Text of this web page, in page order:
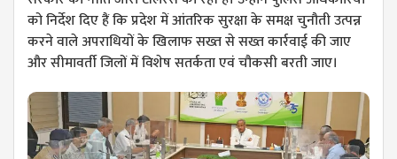
को निर्देश दिए हैं कि प्रदेश में आंतरिक सुरक्षा के समक्ष चुनौती उत्पन्न
करने वाले अपराधियों के खिलाफ सख्त से सख्त कार्रवाई की जाए
और सीमावर्ती जिलों में विशेष सतर्कता एवं चौकसी बरती जाए।